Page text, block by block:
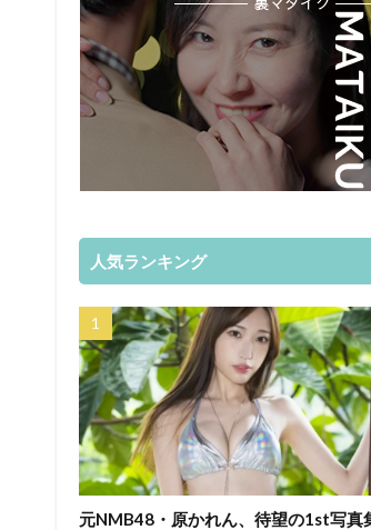
人気ランキング
元NMB48・原かれん、待望の1st写真